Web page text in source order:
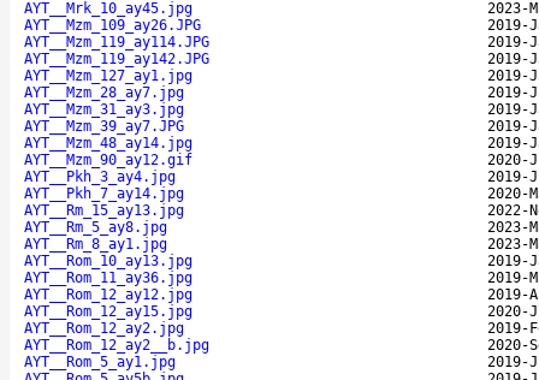
AYT__Mrk_10_ay45.jpg
2023-
AYT__Mzm_109_ay26.JPG
2019-
AYT__Mzm_119_ay114.JPG
2019-
AYT__Mzm_119_ay142.JPG
2019-
AYT__Mzm_127_ay1.jpg
2019-
AYT__Mzm_28_ay7.jpg
2019-
AYT__Mzm_31_ay3.jpg
2019-
AYT__Mzm_39_ay7.JPG
2019-
AYT__Mzm_48_ay14.jpg
2019-
AYT__Mzm_90_ay12.gif
2020-
AYT__Pkh_3_ay4.jpg
2019-
AYT__Pkh_7_ay14.jpg
2020-
AYT__Rm_15_ay13.jpg
2022-
AYT__Rm_5_ay8.jpg
2023-
AYT__Rm_8_ay1.jpg
2023-
AYT__Rom_10_ay13.jpg
2019-
AYT__Rom_11_ay36.jpg
2019-
AYT__Rom_12_ay12.jpg
2019-
AYT__Rom_12_ay15.jpg
2020-
AYT__Rom_12_ay2.jpg
2019-
AYT__Rom_12_ay2__b.jpg
2020-
AYT__Rom_5_ay1.jpg
2019-